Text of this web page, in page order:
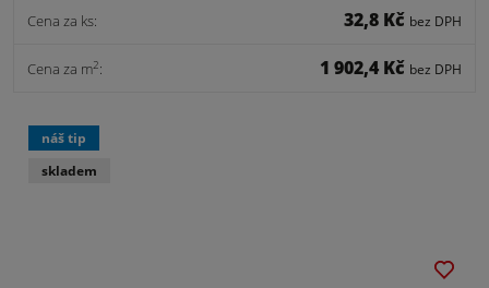
Cena za ks: 32,8 Kč bez DPH
Cena za m2: 1 902,4 Kč bez DPH
náš tip
skladem